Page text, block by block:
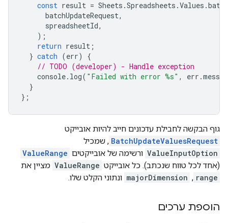
const result = Sheets .Spreadsheets .Values .
batchUpdateRequest,
spreadsheetId,
);
return result ;
} catch (err)
{
// TODO (developer) - Handle exception
console. log( "Failed with error %s" , err .
}
};
גוף הבקשה לחבילת עדכונים חייב להיות אובייקט
BatchUpdateValuesRequest , שמכיל
ValueInputOption ורשימה של אובייקטים ValueRange
(אחד לכל טווח שנכתב). כל אובייקט ValueRange מציין את
range
,
majorDimension ונתוני הקלט שלו.
הוספת ערכים